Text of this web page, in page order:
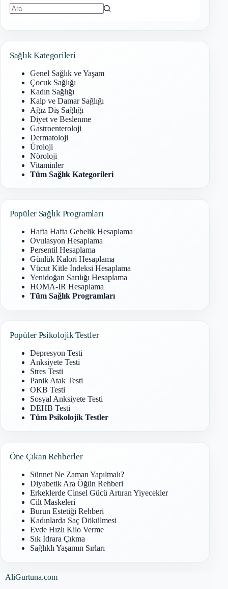
Sağlık Kategorileri
Genel Sağlık ve Yaşam
Çocuk Sağlığı
Kadın Sağlığı
Kalp ve Damar Sağlığı
Ağız Diş Sağlığı
Diyet ve Beslenme
Gastroenteroloji
Dermatoloji
Üroloji
Nöroloji
Vitaminler
Tüm Sağlık Kategorileri
Popüler Sağlık Programları
Hafta Hafta Gebelik Hesaplama
Ovulasyon Hesaplama
Persentil Hesaplama
Günlük Kalori Hesaplama
Vücut Kitle İndeksi Hesaplama
Yenidoğan Sarılığı Hesaplama
HOMA-IR Hesaplama
Tüm Sağlık Programları
Popüler Psikolojik Testler
Depresyon Testi
Anksiyete Testi
Stres Testi
Panik Atak Testi
OKB Testi
Sosyal Anksiyete Testi
DEHB Testi
Tüm Psikolojik Testler
Öne Çıkan Rehberler
Sünnet Ne Zaman Yapılmalı?
Diyabetik Ara Öğün Rehberi
Erkeklerde Cinsel Gücü Artıran Yiyecekler
Cilt Maskeleri
Burun Estetiği Rehberi
Kadınlarda Saç Dökülmesi
Evde Hızlı Kilo Verme
Sık İdrara Çıkma
Sağlıklı Yaşamın Sırları
AliGurtuna.com